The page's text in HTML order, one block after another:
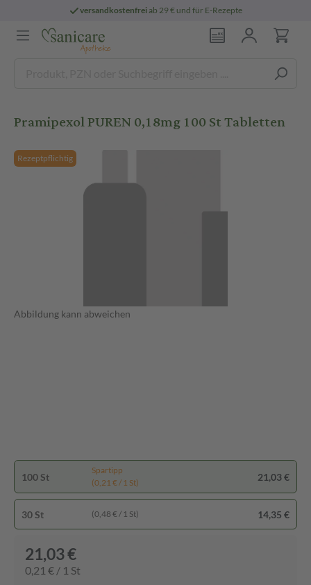
versandkostenfreiab 29 € und für E-Rezepte
Pramipexol PUREN 0,18mg 100 St Tabletten
Rezeptpflichtig
Abbildung kann abweichen
100 St
Spartipp
(0,21 € / 1 St)
21,03 €
30 St (0,48 € / 1 St) 14,35 €
21,03 €
0,21 € / 1 St